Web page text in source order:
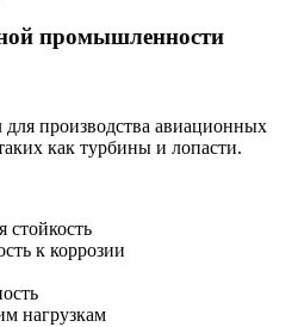
промышленности
производства авиационных
как турбины и лопасти.
стойкость
к коррозии
нагрузкам